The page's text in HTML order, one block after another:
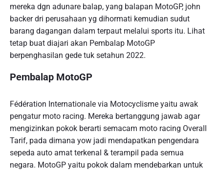
mereka dgn adunare balap, yang balapan MotoGP, john
backer dri perusahaan yg dihormati kemudian sudut
barang dagangan dalam terpaut melalui sports itu. Lihat
tetap buat diajari akan Pembalap MotoGP
berpenghasilan gede tuk setahun 2022.
Pembalap MotoGP
Fédération Internationale via Motocyclisme yaitu awak
pengatur moto racing. Mereka bertanggung jawab agar
mengizinkan pokok berarti semacam moto racing Overall
Tarif, pada dimana yow jadi mendapatkan pengendara
sepeda auto amat terkenal & terampil pada semua
negara. MotoGP yaitu pokok dalam mendebarkan untuk